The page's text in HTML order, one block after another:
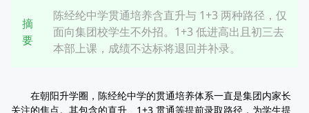
摘
要
陈经纶中学贯通培养含直升与 1+3 两种路径，仅
面向集团校学生不外招。1+3 低进高出且初三去
本部上课，成绩不达标将退回并补录。
在朝阳升学圈，陈经纶中学的贯通培养体系一直是集团内家长
关注的焦点。其包含的直升、1+3 贯通等提前录取路径，为学生提